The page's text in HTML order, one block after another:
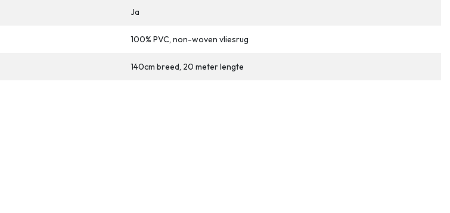
Ja
100% PVC, non-woven vliesrug
140cm breed, 20 meter lengte